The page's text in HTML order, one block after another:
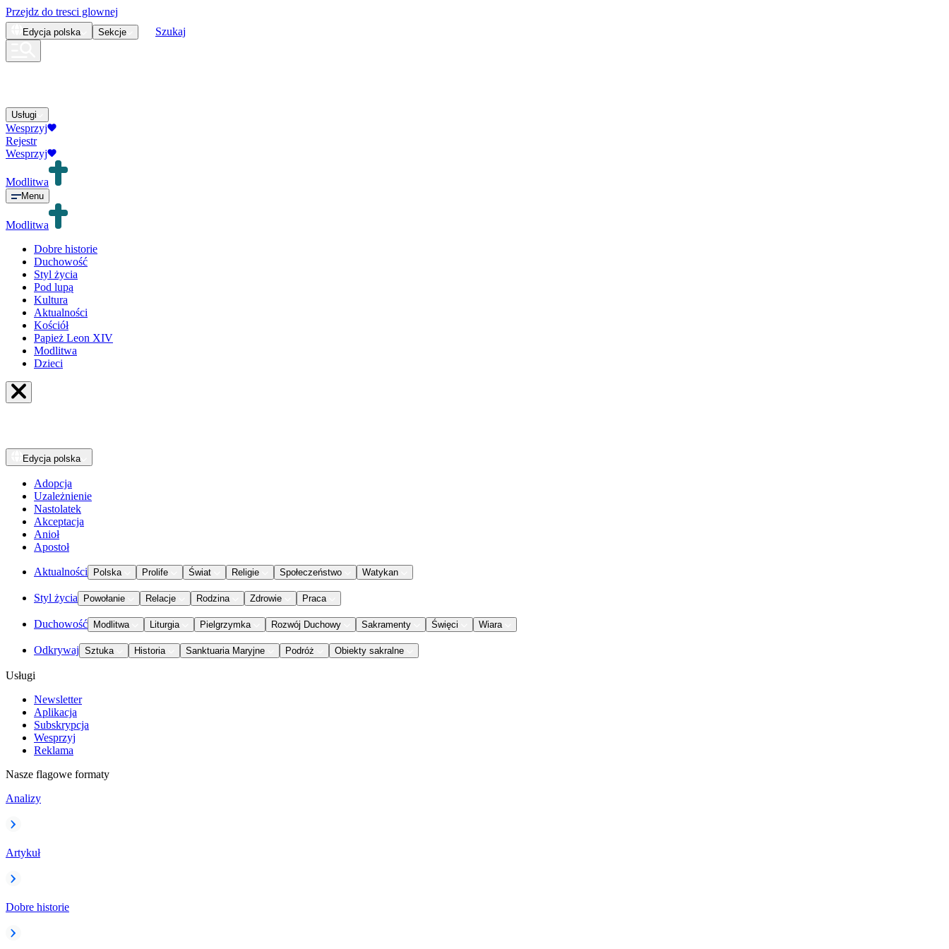
Przejdz do tresci glownej
Edycja polska Sekcje Szukaj
Usługi
Wesprzyj
Rejestr
Wesprzyj
Modlitwa
Menu
Modlitwa
Dobre historie
Duchowość
Styl życia
Pod lupą
Kultura
Aktualności
Kościół
Papież Leon XIV
Modlitwa
Dzieci
Edycja polska
Adopcja
Uzależnienie
Nastolatek
Akceptacja
Anioł
Apostoł
Aktualności Polska Prolife Świat Religie Społeczeństwo Watykan
Styl życia Powołanie Relacje Rodzina Zdrowie Praca
Duchowość Modlitwa Liturgia Pielgrzymka Rozwój Duchowy Sakramenty Święci Wiara
Odkrywaj Sztuka Historia Sanktuaria Maryjne Podróż Obiekty sakralne
Usługi
Newsletter
Aplikacja
Subskrypcja
Wesprzyj
Reklama
Nasze flagowe formaty
Analizy
Artykuł
Dobre historie